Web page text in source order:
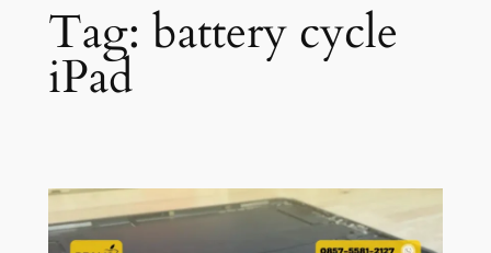
Tag: battery cycle
iPad